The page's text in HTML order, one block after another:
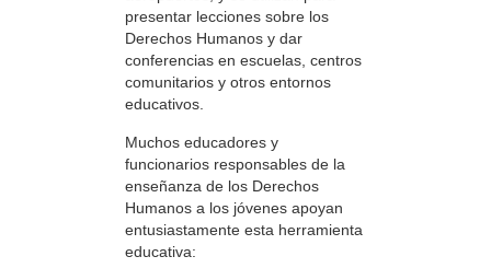
presentar lecciones sobre los
Derechos Humanos y dar
conferencias en escuelas, centros
comunitarios y otros entornos
educativos.
Muchos educadores y
funcionarios responsables de la
enseñanza de los Derechos
Humanos a los jóvenes apoyan
entusiastamente esta herramienta
educativa: